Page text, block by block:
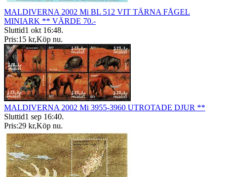
MALDIVERNA 2002 Mi BL 512 VIT TÄRNA FÅGEL
MINIARK ** VÄRDE 70.-
Sluttid1 okt 16:48.
Pris:15 kr,Köp nu.
MALDIVERNA 2002 Mi 3955-3960 UTROTADE DJUR **
Sluttid1 sep 16:40.
Pris:29 kr,Köp nu.